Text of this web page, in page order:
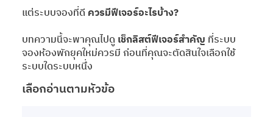
แต่ระบบจองที่ดี ควรมีฟีเจอร์อะไรบ้าง?
บทความนี้จะพาคุณไปดู เช็กลิสต์ฟีเจอร์สำคัญ ที่ระบบ
จองห้องพักยุคใหม่ควรมี ก่อนที่คุณจะตัดสินใจเลือกใช้
ระบบใดระบบหนึ่ง
เลือกอ่านตามหัวข้อ